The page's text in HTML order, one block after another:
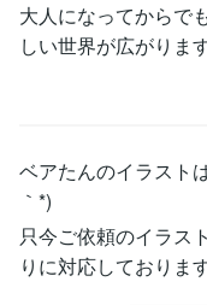
大人になってからで
しい世界が広がります
ベアたんのイラスト
｀*)
只今ご依頼のイラス
りに対応しております